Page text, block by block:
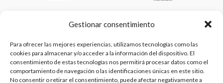
Gestionar consentimiento
Para ofrecer las mejores experiencias, utilizamos tecnologías como las
cookies para almacenar y/o acceder a la información del dispositivo. El
consentimiento de estas tecnologías nos permitirá procesar datos como el
comportamiento de navegación o las identificaciones únicas en este sitio.
No consentir o retirar el consentimiento, puede afectar negativamente a
Te ayudamos a ser el numero 1
C/ Arquimedes 61 nave 2. Fuenlabrada
WhatsApp +34 670604426